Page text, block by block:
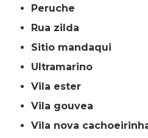
peruche
rua zilda
sitio mandaqui
ultramarino
vila ester
vila gouvea
vila nova